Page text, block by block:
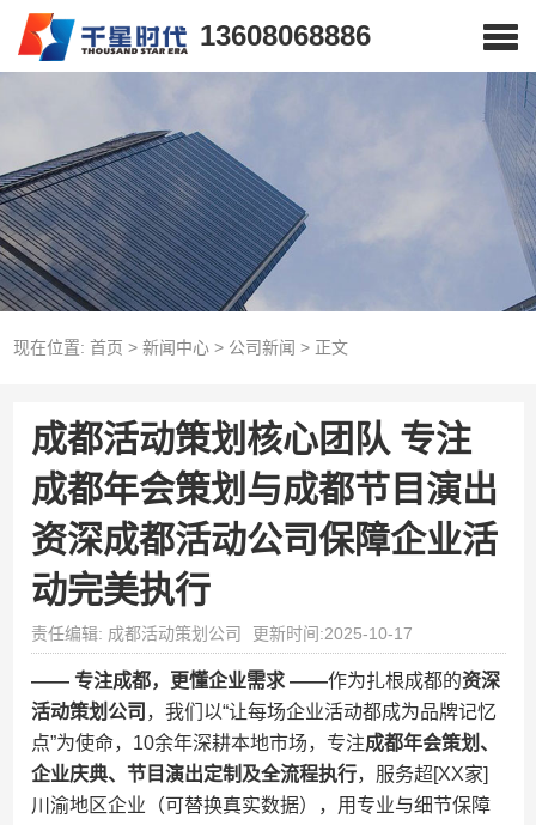
13608068886
现在位置: 首页 > 新闻中心> 公司新闻 > 正文
成都活动策划核心团队 专注
成都年会策划与成都节目演出
资深成都活动公司保障企业活
动完美执行
责任编辑: 成都活动策划公司 更新时间:2025-10-17
—— 专注成都，更懂企业需求 ——​​作为扎根成都的​​资深
活动策划公司​ ​，我们以“让每场企业活动都成为品牌记忆
点”为使命，10余年深耕本地市场，专注​​成都年会策划、
企业庆典、节目演出定制及全流程执行​​，服务超[XX家]
川渝地区企业（可替换真实数据），用专业与细节保障